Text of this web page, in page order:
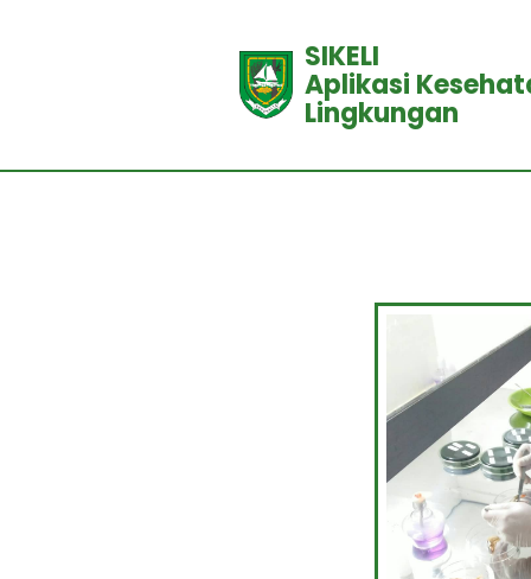
SIKELI
Aplikasi
Lingkungan